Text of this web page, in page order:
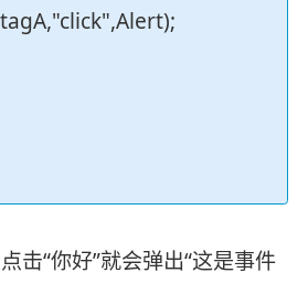
击“你好”就会弹出“这是事件